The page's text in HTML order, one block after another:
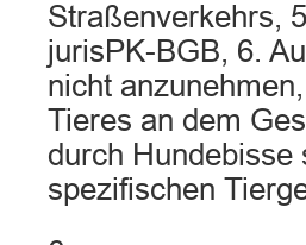
Straßenverkehrs,
jurisPK-BGB, 6.
nicht
Tieres an dem
durch Hundebisse
spezifischen